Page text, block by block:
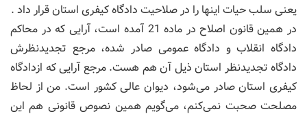
یعنی سلب حیات اینها را در صلاحیت دادگاه کیفری استان قرار داد .
در همین قانون اصلاح در ماده 21 آمده است، آرایی که در محاکم
دادگاه انقلاب و دادگاه عمومی صادر شده، مرجع تجدیدنظرش
دادگاه تجدیدنظر استان ذیل آن هم هست. مرجع آرایی که ازدادگاه
کیفری استان صادر می‌شود، دیوان عالی کشور است. من از لحاظ
مصلحت صحبت نمی‌کنم، می‌گویم همین نصوص قانونی هم این